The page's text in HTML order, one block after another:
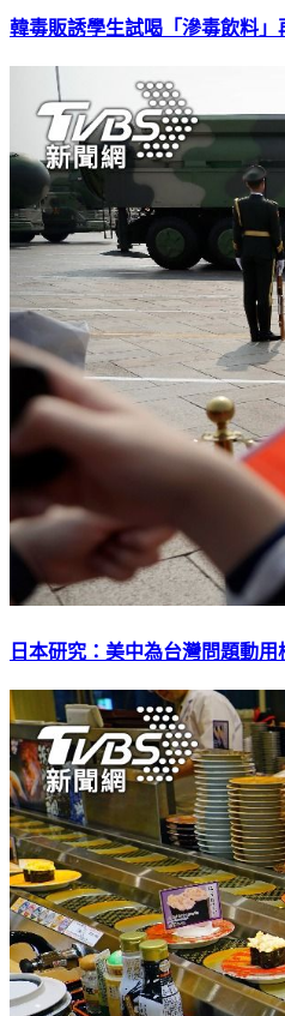
韓毒販誘學生試喝「滲毒飲料
日本研究：美中為台灣問題動